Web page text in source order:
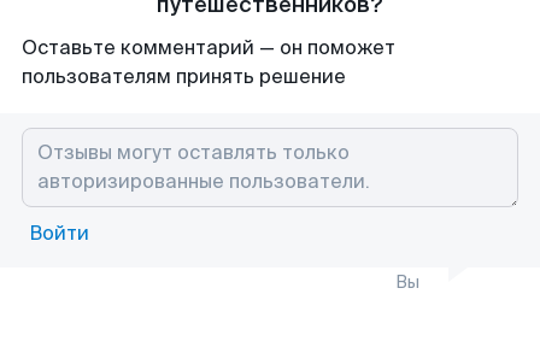
Оставьте комментарий — он поможет
пользователям принять решение
Войти
Вы